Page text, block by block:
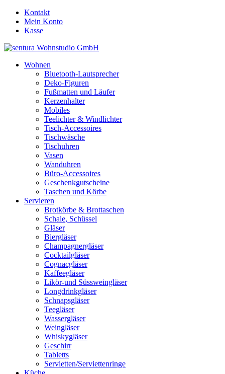
Kontakt
Mein Konto
Kasse
Wohnen
Bluetooth-Lautsprecher
Deko-Figuren
Fußmatten und Läufer
Kerzenhalter
Mobiles
Teelichter & Windlichter
Tisch-Accessoires
Tischwäsche
Tischuhren
Vasen
Wanduhren
Büro-Accessoires
Geschenkgutscheine
Taschen und Körbe
Servieren
Brotkörbe & Brottaschen
Schale, Schüssel
Gläser
Biergläser
Champagnergläser
Cocktailgläser
Cognacgläser
Kaffeegläser
Likör-und Süssweingläser
Longdrinkgläser
Schnapsgläser
Teegläser
Wassergläser
Weingläser
Whiskygläser
Geschirr
Tabletts
Servietten/Serviettenringe